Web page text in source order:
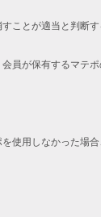
ことが適当と判断
が保有するマテポ
用しなかった場